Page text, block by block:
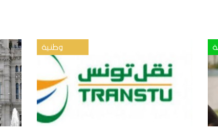
وطنية